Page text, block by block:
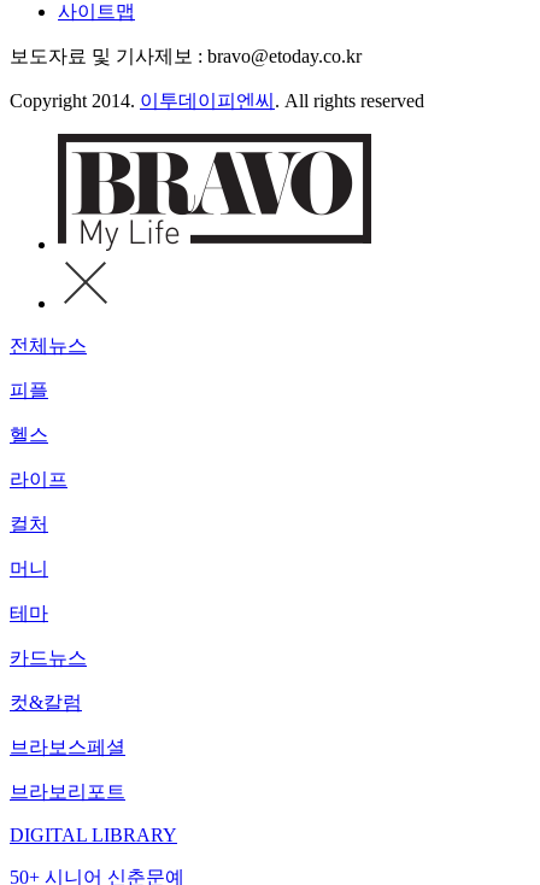
사이트맵
보도자료 및 기사제보 : bravo@etoday.co.kr
Copyright 2014. 이투데이피엔씨 . All rights reserved
전체뉴스
피플
헬스
라이프
컬처
머니
테마
카드뉴스
컷&칼럼
브라보스페셜
브라보리포트
DIGITAL LIBRARY
50+ 시니어 신춘문예